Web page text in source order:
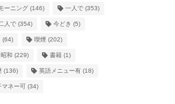
ーニング(146) 一人で(353)
人で(354) 今どき (5)
(64) 喫煙(202)
昭和 (229) 書籍(1)
(136) 英語メニュー有(18)
マネー可(34)